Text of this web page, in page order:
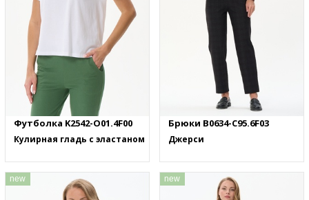
Футболка K2542-O01.4F00
Кулирная гладь с эластаном
Брюки B0634-C95.6F03
Джерси
new new